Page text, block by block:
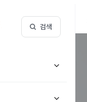
검색